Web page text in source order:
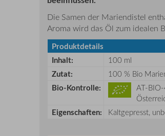
Die Samen der Mariendistel
Aroma wird das Öl zum idealen
Produktdetails
Inhalt:
100 ml
Zutat: 100 % Bio
Bio-Kontrolle:
AT-
Eigenschaften: Kaltgepresst,